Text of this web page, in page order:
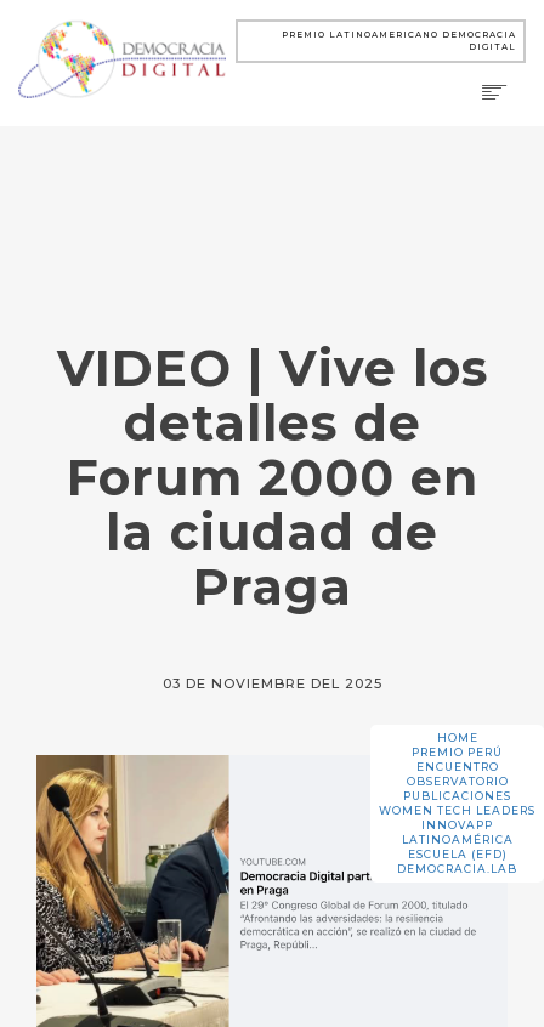
PREMIO LATINOAMERICANO DEMOCRACIA
DIGITAL
HOME
PREMIO PERÚ
ENCUENTRO
OBSERVATORIO
PUBLICACIONES
WOMEN TECH LEADERS
INNOVAPP
LATINOAMÉRICA
ESCUELA (EFD)
DEMOCRACIA.LAB
VIDEO | Vive los
detalles de
Forum 2000 en
la ciudad de
Praga
03 DE NOVIEMBRE DEL 2025